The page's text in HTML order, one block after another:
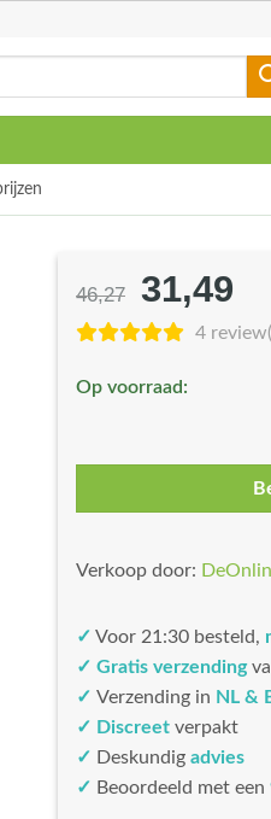
46,27
prijs
€46,27.
31,49
4
Op voorraad:
Verkoop door:
✓ Voor 21:30 besteld,
✓ Gratis verzending
✓ Verzending in NL &
✓ Discreet verpakt
✓ Deskundig advies
✓ Beoordeeld met een